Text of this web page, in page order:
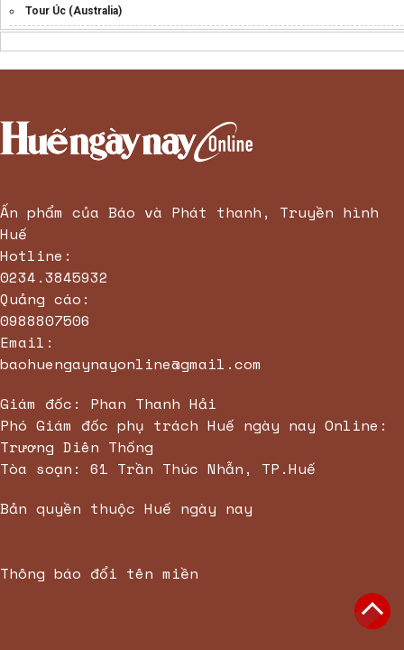
Tour Úc (Australia)
Ấn phẩm của Báo và Phát thanh, Truyền hình
Huế
Hotline:
0234.3845932
Quảng cáo:
0988807506
Email:
baohuengaynayonline@gmail.com
Giám đốc: Phan Thanh Hải
Phó Giám đốc phụ trách Huế ngày nay Online:
Trương Diên Thống
Tòa soạn: 61 Trần Thúc Nhẫn, TP.Huế
Bản quyền thuộc Huế ngày nay
Thông báo đổi tên miền